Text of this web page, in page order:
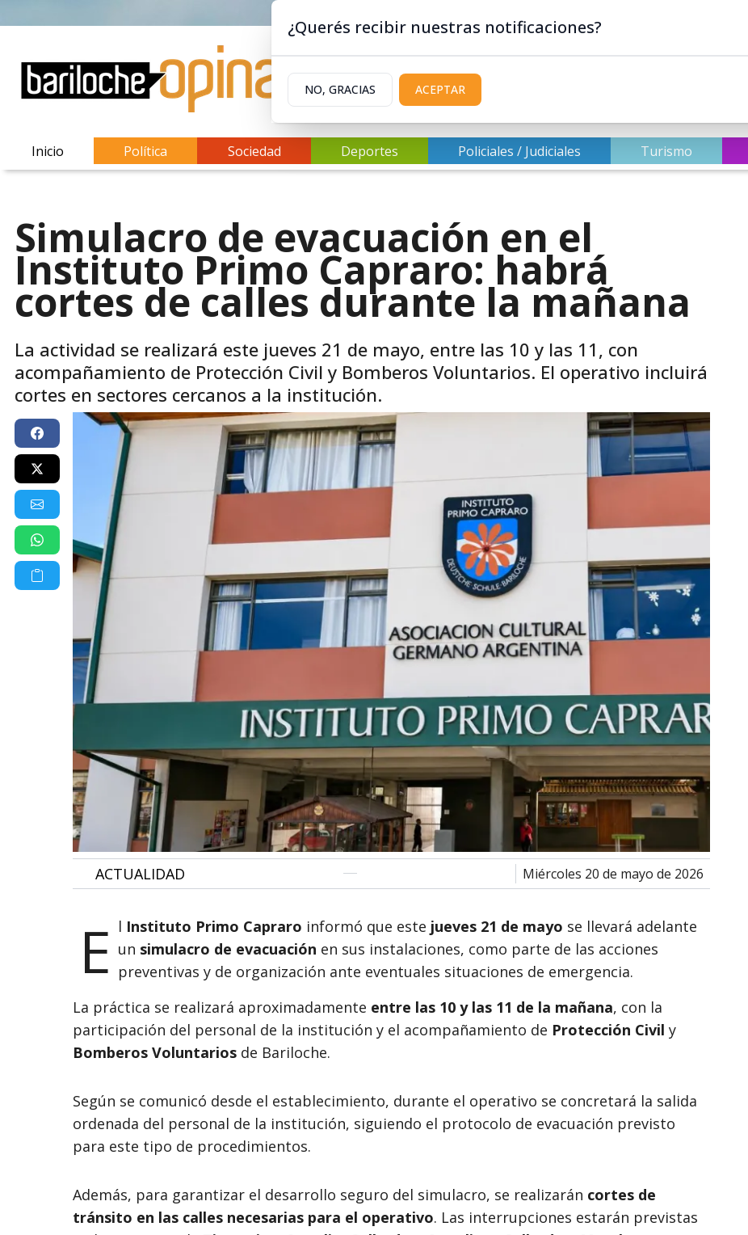
Inicio Política Sociedad Deportes Policiales / Judiciales Turismo
Simulacro de evacuación en el
Instituto Primo Capraro: habrá
cortes de calles durante la mañana
La actividad se realizará este jueves 21 de mayo, entre las 10 y las 11, con
acompañamiento de Protección Civil y Bomberos Voluntarios. El operativo incluirá
cortes en sectores cercanos a la institución.
ACTUALIDAD miércoles 20 de mayo de 2026
E l Instituto Primo Capraro informó que este jueves 21 de mayo se llevará adelante
un simulacro de evacuación en sus instalaciones, como parte de las acciones
preventivas y de organización ante eventuales situaciones de emergencia.
La práctica se realizará aproximadamente entre las 10 y las 11 de la mañana, con la
participación del personal de la institución y el acompañamiento de Protección Civil y
Bomberos Voluntariosde Bariloche.
Según se comunicó desde el establecimiento, durante el operativo se concretará la salida
ordenada del personal de la institución, siguiendo el protocolo de evacuación previsto
para este tipo de procedimientos.
Además, para garantizar el desarrollo seguro del simulacro, se realizarán cortes de
tránsito en las calles necesarias para el operativo. Las interrupciones estarán previstas
¿Querés recibir nuestras notificaciones?
NO, GRACIAS ACEPTAR